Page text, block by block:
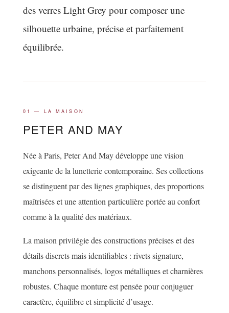
des verres Light Grey pour composer une
silhouette urbaine, précise et parfaitement
équilibrée.
01 — LA MAISON
PETER AND MAY
Née à Paris, Peter And May développe une vision
exigeante de la lunetterie contemporaine. Ses collections
se distinguent par des lignes graphiques, des proportions
maîtrisées et une attention particulière portée au confort
comme à la qualité des matériaux.
La maison privilégie des constructions précises et des
détails discrets mais identifiables : rivets signature,
manchons personnalisés, logos métalliques et charnières
robustes. Chaque monture est pensée pour conjuguer
caractère, équilibre et simplicité d’usage.